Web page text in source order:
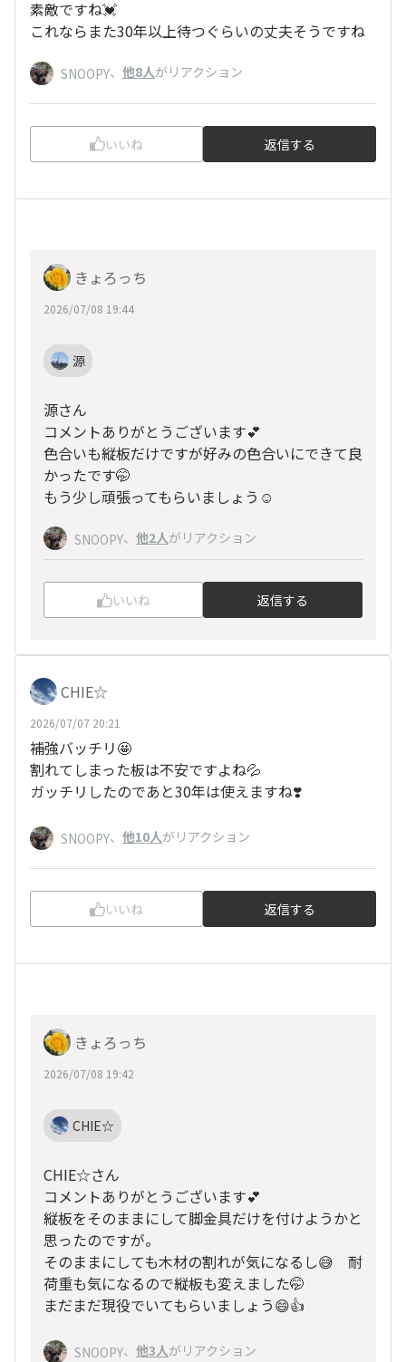
素敵ですね💓
これならまた30年以上待つぐらいの丈夫そうですね
SNOOPY、 他8人がリアクション
いいね 返信する
きょろっち
2026/07/08 19:44
源
源さん
コメントありがとうございます💕
色合いも縦板だけですが好みの色合いにできて良
かったです🤭
もう少し頑張ってもらいましょう☺️
SNOOPY、 他2人がリアクション
いいね 返信する
CHIE☆
2026/07/07 20:21
補強バッチリ🤩
割れてしまった板は不安ですよね💦
ガッチリしたのであと30年は使えますね❣️
SNOOPY、 他10人がリアクション
いいね 返信する
きょろっち
2026/07/08 19:42
CHIE☆
CHIE☆さん
コメントありがとうございます💕
縦板をそのままにして脚金具だけを付けようかと
思ったのですが。
そのままにしても木材の割れが気になるし😅 耐
荷重も気になるので縦板も変えました🤭
まだまだ現役でいてもらいましょう😄👍
SNOOPY、 他3人がリアクション